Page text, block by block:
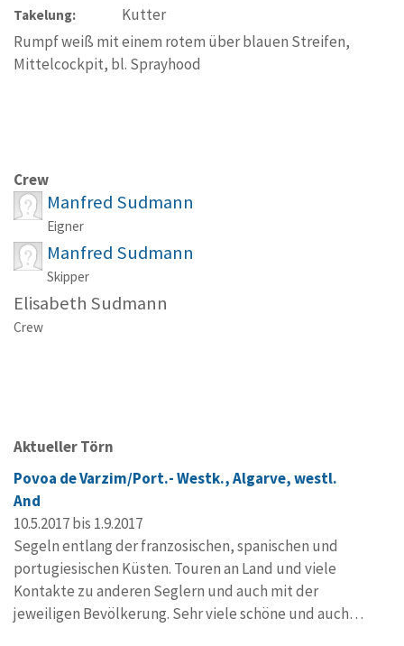
Takelung:
Kutter
Rumpf weiß mit einem rotem über blauen Streifen,
Mittelcockpit, bl. Sprayhood
Crew
Manfred Sudmann
Eigner
Manfred Sudmann
Skipper
Elisabeth Sudmann
Crew
Aktueller Törn
Povoa de Varzim/Port.- Westk., Algarve, westl.
And
10.5.2017 bis 1.9.2017
Segeln entlang der franzosischen, spanischen und
portugiesischen Küsten. Touren an Land und viele
Kontakte zu anderen Seglern und auch mit der
jeweiligen Bevölkerung. Sehr viele schöne und auch…